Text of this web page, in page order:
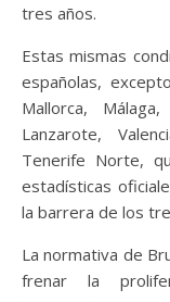
tres años.
Estas mismas
españolas,
Mallorca,
Lanzarote,
Tenerife Norte,
estadísticas
la barrera de los
La normativa de
frenar la